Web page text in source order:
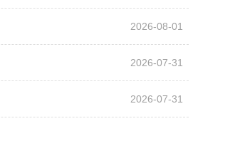
2026-08-01
2026-07-31
2026-07-31